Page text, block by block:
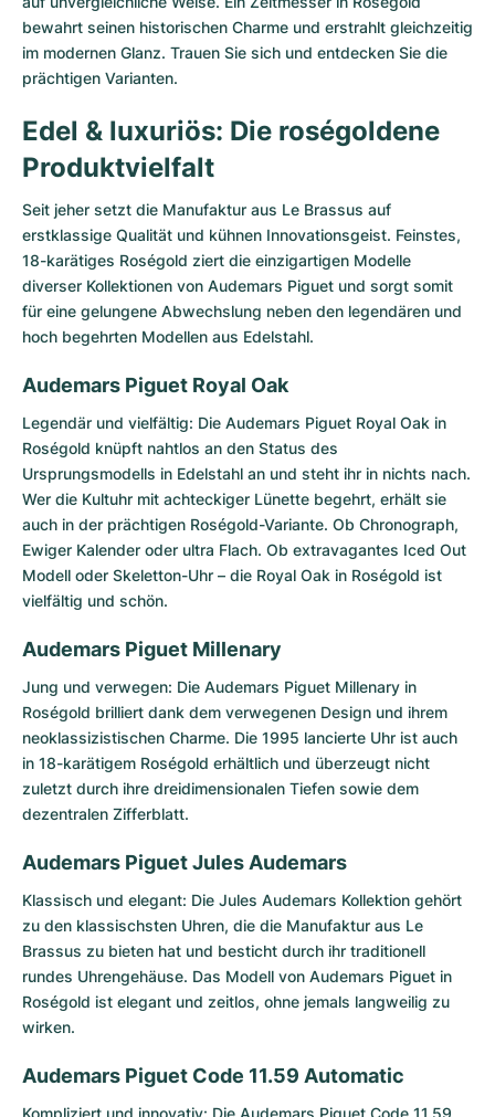
bewahrt seinen historischen Charme und erstrahlt gleichzeitig
im modernen Glanz. Trauen Sie sich und entdecken Sie die
prächtigen Varianten.
Edel & luxuriös: Die roségoldene
Produktvielfalt
Seit jeher setzt die Manufaktur aus Le Brassus auf
erstklassige Qualität und kühnen Innovationsgeist. Feinstes,
18-karätiges Roségold ziert die einzigartigen Modelle
diverser Kollektionen von Audemars Piguet und sorgt somit
für eine gelungene Abwechslung neben den legendären und
hoch begehrten Modellen aus Edelstahl.
Audemars Piguet Royal Oak
Legendär und vielfältig: Die Audemars Piguet Royal Oak in
Roségold knüpft nahtlos an den Status des
Ursprungsmodells in Edelstahl an und steht ihr in nichts nach.
Wer die Kultuhr mit achteckiger Lünette begehrt, erhält sie
auch in der prächtigen Roségold-Variante. Ob Chronograph,
Ewiger Kalender oder ultra Flach. Ob extravagantes Iced Out
Modell oder Skeletton-Uhr – die Royal Oak in Roségold ist
vielfältig und schön.
Audemars Piguet Millenary
Jung und verwegen: Die Audemars Piguet Millenary in
Roségold brilliert dank dem verwegenen Design und ihrem
neoklassizistischen Charme. Die 1995 lancierte Uhr ist auch
in 18-karätigem Roségold erhältlich und überzeugt nicht
zuletzt durch ihre dreidimensionalen Tiefen sowie dem
dezentralen Zifferblatt.
Audemars Piguet Jules Audemars
Klassisch und elegant: Die Jules Audemars Kollektion gehört
zu den klassischsten Uhren, die die Manufaktur aus Le
Brassus zu bieten hat und besticht durch ihr traditionell
rundes Uhrengehäuse. Das Modell von Audemars Piguet in
Roségold ist elegant und zeitlos, ohne jemals langweilig zu
wirken.
Audemars Piguet Code 11.59 Automatic
Kompliziert und innovativ: Die Audemars Piguet Code 11.59